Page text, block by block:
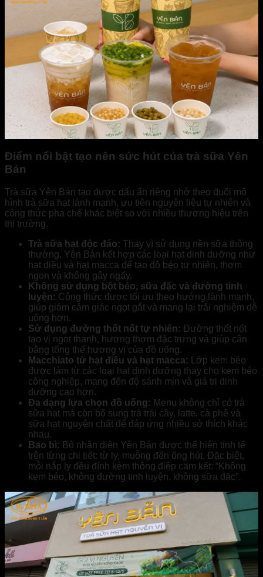
Điểm nổi bật tạo nên sức hút của trà sữa Yên
Bản
Trà sữa Yên Bản tạo được dấu ấn riêng nhờ theo đuổi mô
hình trà sữa hạt lành mạnh, ưu tiên nguyên liệu tự nhiên và
công thức pha chế khác biệt so với nhiều thương hiệu trên
thị trường.
Trà sữa hạt độc đáo: Thay vì sử dụng nền sữa thông
thường, Yên Bản kết hợp các loại hạt dinh dưỡng như
hạt điều và hạt macca để tạo độ béo tự nhiên, thơm
ngon và không gây ngấy.
Không sử dụng bột béo, sữa đặc và đường tinh
luyện: Công thức được tối ưu theo hướng lành mạnh,
giúp giảm cảm giác ngọt gắt và mang lại trải nghiệm dễ
uống hơn.
Sử dụng đường thốt nốt tự nhiên: Đường thốt nốt
tạo vị ngọt thanh, hương thơm đặc trưng và giúp cân
bằng tổng thể hương vị của đồ uống.
Macchiato từ hạt điều và hạt macca: Lớp kem béo
được làm từ các loại hạt dinh dưỡng thay cho kem béo
công nghiệp, mang đến độ sánh mịn và giá trị dinh
dưỡng cao hơn.
Đa dạng lựa chọn đồ uống: Menu không chỉ có trà
sữa hạt mà còn bổ sung trà trái cây, latte, cà phê và
sữa hạt nguyên chất để đáp ứng nhiều sở thích khác
nhau.
Bao bì: Bộ nhận diện Yên Bản được thể hiện tinh tế
trên từng chi tiết: từ ly, muỗng đến ống hút. Đặc biệt,
mỗi nắp ly đều đính kèm thông điệp cam kết: “Không
kem béo, không đường tinh luyện, không sữa đặc”.